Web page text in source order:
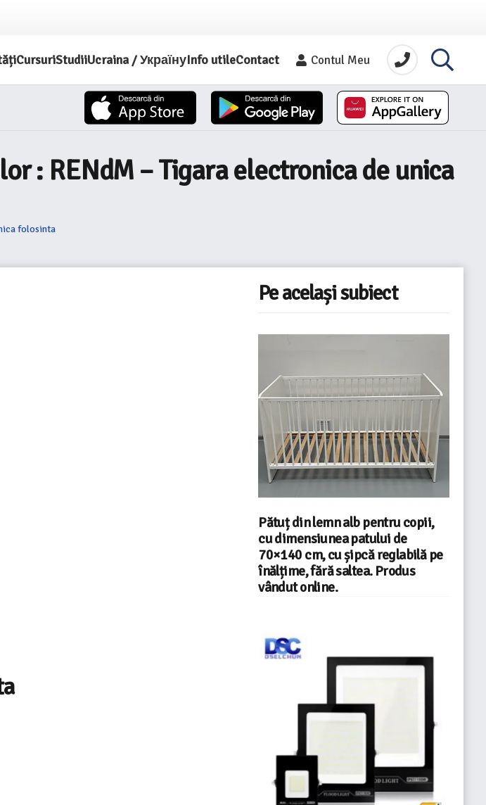
CursuriStudiiUcraina / УкраїнуInfo utileContact Contul Meu
: RENdM – Tigara electronica de unica
folosinta
Pe același subiect
Pătuț din lemn alb pentru copii,
cu dimensiunea patului de
70×140 cm, cu șipcă reglabilă pe
înălțime, fără saltea. Produs
vândut online.